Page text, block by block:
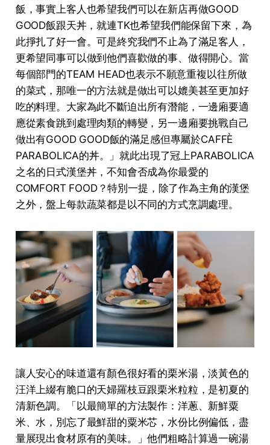
飯，事實上客人也希望我們可以在新店再做GOOD
GOOD飯跟天丼，就連TK也希望我們能保留下來，為
此掙扎了好一會。可是終究我們不止為了滿足客人，
更希望同事可以做到他們喜歡做的事、做得開心。當
每個部門的TEAM HEAD也表示不願意重複以往所做
的菜式，那唯一的方法就是做出可以媲美甚至更加好
吃的料理。⼤家為此不斷迫出所有潛能，一邊廂要適
應從素食跳到處理肉類的轉變，另一邊廂要挑戰自己
做出有GOOD GOOD飯的滿足感但專屬於CAFFÈ
PARABOLICA的丼。」就此出現了冠上PARABOLICA
之名的日式漢堡丼，不知會否成為你最愛的
COMFORT FOOD？特別一提，除了作為主角的漢堡
之外，盤上每款蔬菜都是以不同的方式烹調處理。
讓人安心的味道還有顏色很好看的栗米湯，淡黃色的
汪洋上綴有脆口的天婦羅枝豆跟栗米粒粒，是初夏的
清新色調。「以最簡單的⽅法製作：洋蔥、新鮮粟
⽶、⽔，別忘了最鮮甜的粟⽶芯，⽔份⽐例偏低，盡
量展現出⾷材原有的美味。」他們粗略計算過⼀碗湯